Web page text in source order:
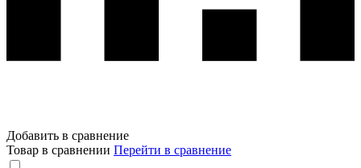
Добавить в сравнение
Товар в сравнении Перейти в сравнение